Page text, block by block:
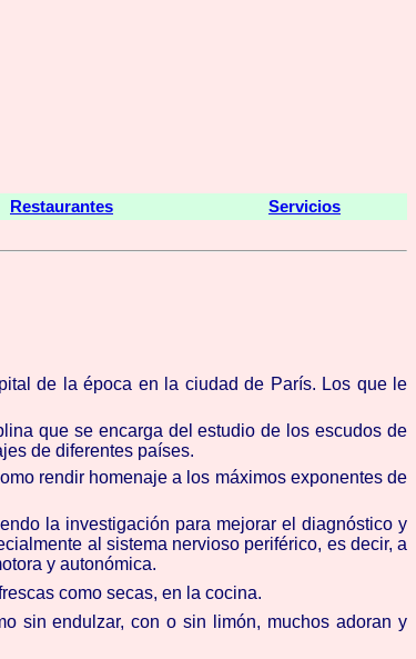
Restaurantes Servicios
de la época en la ciudad de París. Los que le
que se encarga del estudio de los escudos de
de diferentes países.
rendir homenaje a los máximos exponentes de
la investigación para mejorar el diagnóstico y
al sistema nervioso periférico, es decir, a
y autonómica.
como secas, en la cocina.
sin endulzar, con o sin limón, muchos adoran y